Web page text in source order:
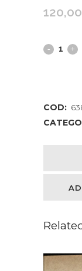
120,00
DEL
GENTI
DEL
COD: